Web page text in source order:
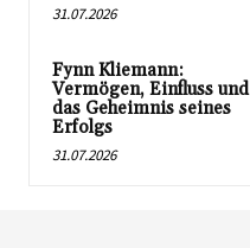
31.07.2026
Fynn Kliemann:
Vermögen, Einfluss und
das Geheimnis seines
Erfolgs
31.07.2026